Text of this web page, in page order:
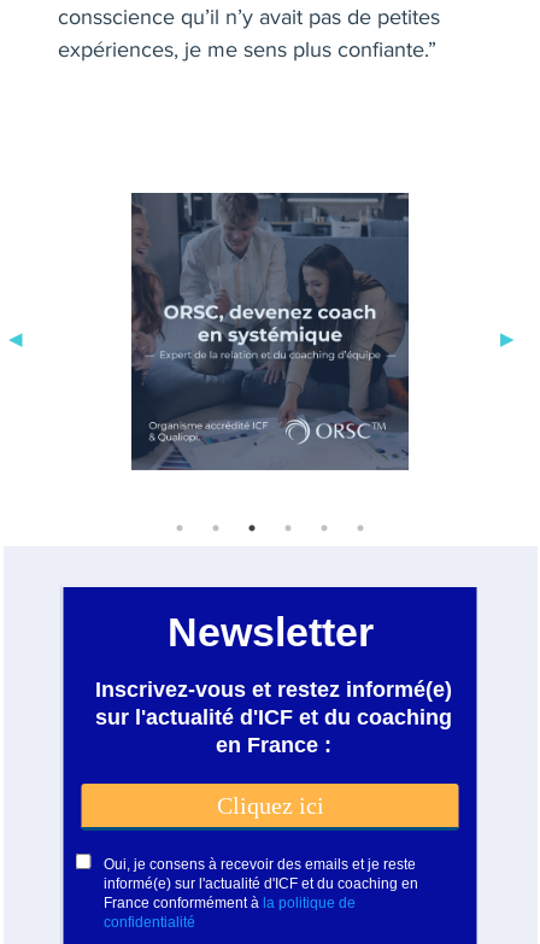
consscience qu’il n’y avait pas de petites
expériences, je me sens plus confiante.”